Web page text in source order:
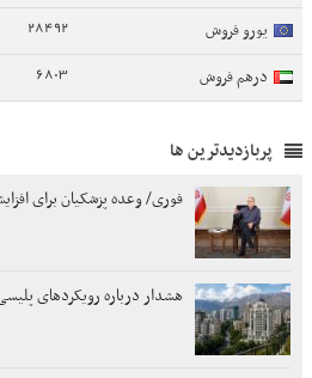
یورو فروش 28492
درهم فروش 6803
پربازدیدترین ها
فوری/ وعده پزشکیان برای
هشدار درباره رویکردهای